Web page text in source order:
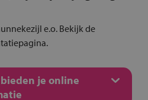
e.o. Bekijk de
je online